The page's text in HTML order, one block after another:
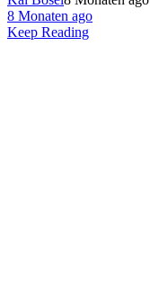
8 Monaten ago
Keep Reading